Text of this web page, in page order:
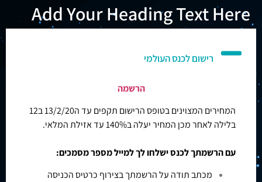
Add Your Heading Text Here
רישום לכנס העולמי
הרשמה
המחירים המצוינים בטופס הרישום תקפים עד ה13/2/20 ב12
בלילה לאחר מכן המחיר יעלה ב140% עד אזילת המלאי.
עם הרשמתך לכנס ישלחו לך למייל מספר מסמכים:
מכתב תודה על הרשמתך בצירוף כרטיס הכניסה